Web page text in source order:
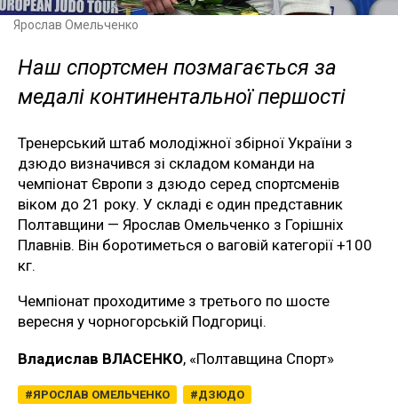
Ярослав Омельченко
Наш спортсмен позмагається за
медалі континентальної першості
Тренерський штаб молодіжної збірної України з
дзюдо визначився зі складом команди на
чемпіонат Європи з дзюдо серед спортсменів
віком до 21 року. У складі є один представник
Полтавщини — Ярослав Омельченко з Горішніх
Плавнів. Він боротиметься о ваговій категорії +100
кг.
Чемпіонат проходитиме з третього по шосте
вересня у чорногорській Подгориці.
Владислав ВЛАСЕНКО, «Полтавщина Спорт»
ЯРОСЛАВ ОМЕЛЬЧЕНКО ДЗЮДО